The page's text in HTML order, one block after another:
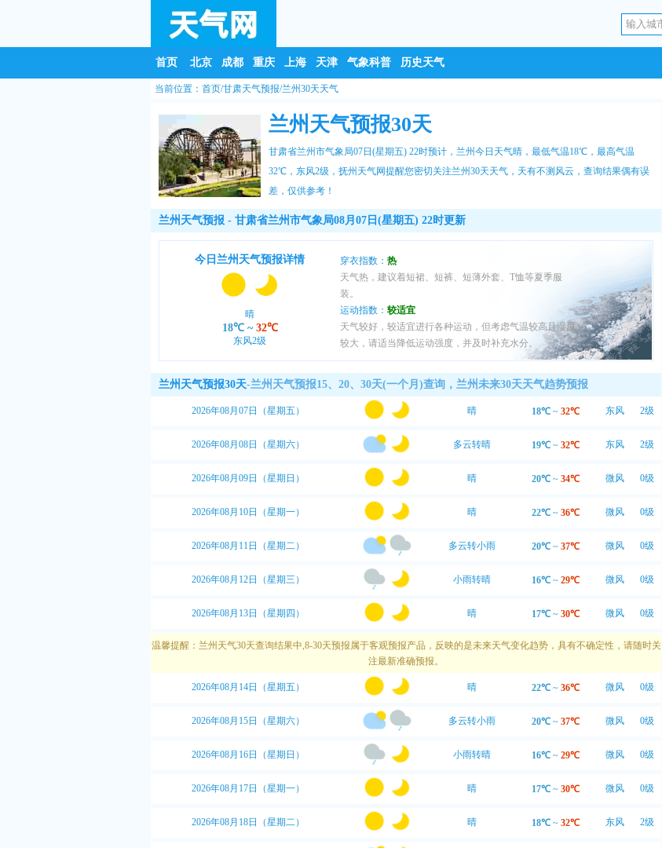
首页 北京 成都 重庆 上海 天津 气象科普 历史天气
当前位置： 首页/甘肃天气预报/兰州30天天气
兰州天气预报30天
甘肃省兰州市气象局07日(星期五) 22时预计，兰州今日天气晴，最低气温18℃，最高气温
32℃，东风2级， 抚州天气网提醒您密切关注兰州30天天气 ，天有不测风云，查询结果偶有误
差，仅供参考！
兰州天气预报 - 甘肃省兰州市气象局08月07日(星期五) 22时更新
今日兰州天气预报详情
晴
18℃~ 32℃
东风2级
穿衣指数： 热
天气热，建议着短裙、短裤、短薄外套、T恤等夏季服
装。
运动指数： 较适宜
天气较好，较适宜进行各种运动，但考虑气温较高且湿度
较大，请适当降低运动强度，并及时补充水分。
紫外线指数：很强
紫外线辐射极强，建议涂擦SPF20以上、PA++的防晒护
肤品，尽量避免暴露于日光下。
兰州天气预报30天-兰州天气预报15、20、30天(一个月)查询，兰州未来30天天气趋势预报
2026年08月07日（星期五） 晴 18℃~ 32℃ 东风 2级
2026年08月08日（星期六） 多云转晴 19℃~ 32℃ 东风 2级
2026年08月09日（星期日） 晴 20℃~ 34℃ 微风 0级
2026年08月10日（星期一） 晴 22℃~ 36℃ 微风 0级
2026年08月11日（星期二） 多云转小雨 20℃~ 37℃ 微风 0级
2026年08月12日（星期三） 小雨转晴 16℃~ 29℃ 微风 0级
2026年08月13日（星期四） 晴 17℃~ 30℃ 微风 0级
温馨提醒：兰州天气30天查询结果中,8-30天预报属于客观预报产品，反映的是未来天气变化趋势，具有不确定性，请随时关
注最新准确预报。
2026年08月14日（星期五） 晴 22℃~ 36℃ 微风 0级
2026年08月15日（星期六） 多云转小雨 20℃~ 37℃ 微风 0级
2026年08月16日（星期日） 小雨转晴 16℃~ 29℃ 微风 0级
2026年08月17日（星期一） 晴 17℃~ 30℃ 微风 0级
2026年08月18日（星期二） 晴 18℃~ 32℃ 东风 2级